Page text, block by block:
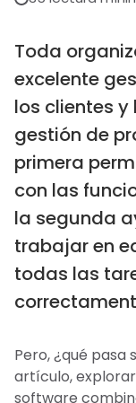
Toda
excelente
los clientes
gestión de
primera
con las
la segunda
trabajar en
todas las
Pero, ¿qué pasa
artículo,
software